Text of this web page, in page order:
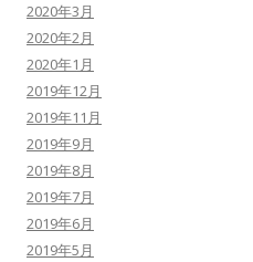
2020年3月
2020年2月
2020年1月
2019年12月
2019年11月
2019年9月
2019年8月
2019年7月
2019年6月
2019年5月